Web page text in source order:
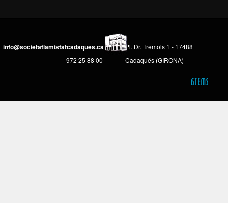
info@societatlamistatcadaques.cat
- 972 25 88 00
Pl. Dr. Tremols 1 - 17488
Cadaqués (GIRONA)